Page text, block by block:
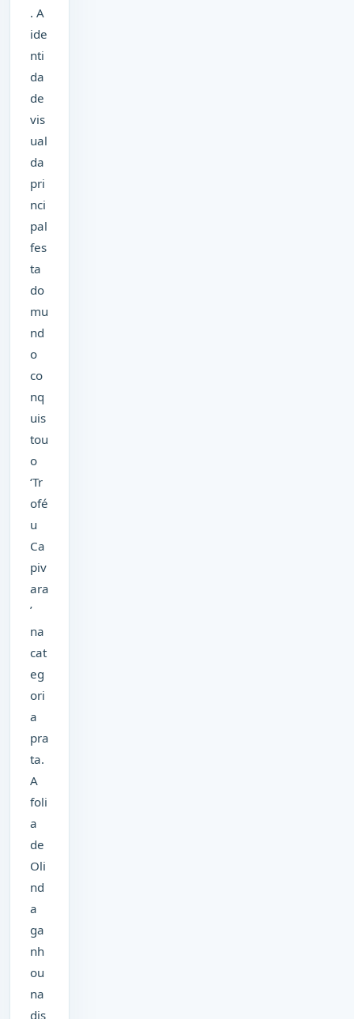
. A
ide
nti
da
de
vis
ual
da
pri
nci
pal
fes
ta
do
mu
nd
o
co
nq
uis
tou
o
‘Tr
ofé
u
Ca
piv
ara
’
na
cat
eg
ori
a
pra
ta.
A
foli
a
de
Oli
nd
a
ga
nh
ou
na
dis